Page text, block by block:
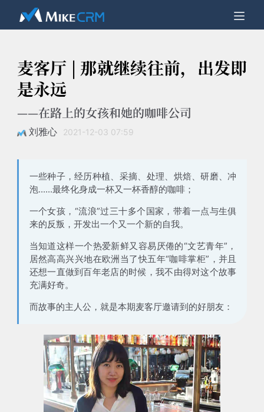
麦客厅 | 那就继续往前，出发即
是永远
——在路上的女孩和她的咖啡公司
刘雅心 2021-12-03 07:59
一些种子，经历种植、采摘、处理、烘焙、研磨、冲
泡......最终化身成一杯又一杯香醇的咖啡；
一个女孩，“流浪”过三十多个国家，带着一点与生俱
来的反叛，开发出一个又一个新的自我。
当知道这样一个热爱新鲜又容易厌倦的“文艺青年”，
居然高高兴兴地在欧洲当了快五年“咖啡掌柜”，并且
还想一直做到百年老店的时候，我不由得对这个故事
充满好奇。
而故事的主人公，就是本期麦客厅邀请到的好朋友：